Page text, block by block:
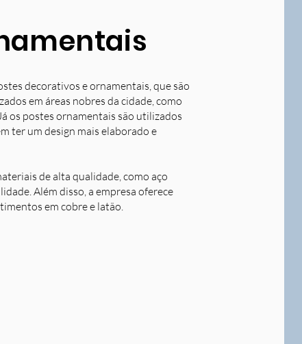
decorativos e ornamentais, que são
em áreas nobres da cidade, como
os postes ornamentais são utilizados
ter um design mais elaborado e
de alta qualidade, como aço
Além disso, a empresa oferece
em cobre e latão.